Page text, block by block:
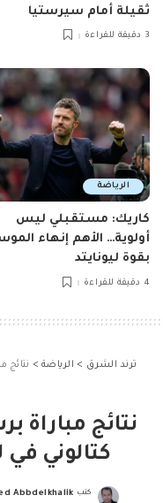
ثقيلة أمام سيرستيا
3 دقيقة للقراءة
الرياضة
كاريك: مستقبلي ليس
أولوية… الأهم إنهاء
بقوة ليونايتد
4 دقيقة للقراءة
ترند الشرق > الرياضة> نتائج
نتائج مباراة
كتالوني في
Posted
كتب Abbdelkhalik